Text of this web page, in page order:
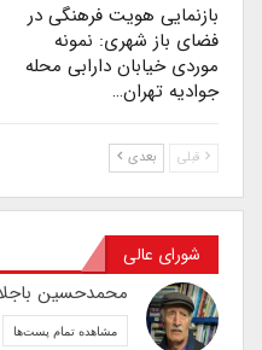
بازنمایی هویت فرهنگی در
فضای باز شهری: نمونه
موردی خیابان دارابی محله
جوادیه تهران…
قبلی بعدی
شورای عالی
محمدحسین
مشاهده تمام پست‌ها